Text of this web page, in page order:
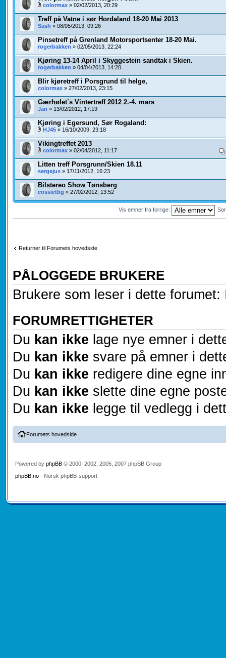
colormax» 02/02/2013, 20:29
Treff på Vatne i sør Hordaland 18-20 Mai 2013
Sash » 08/05/2013, 09:26
Pinsetreff på Grenland Motorsportsenter 18-20 Mai.
rogerbakken » 02/05/2013, 22:24
Kjøring 13-14 April i Skyggestein sandtak i Skien.
rogerbakken » 04/04/2013, 14:20
Blir kjøretreff i Porsgrund til helge,
colormax» 27/02/2013, 23:15
Gærhølet`s Vintertreff 2012 2.-4. mars
Jan » 13/02/2012, 17:19
Kjøring i Egersund, Sør Rogaland:
HJ45» 16/10/2009, 23:18
Vikingtreffet 2013
colormax» 02/04/2012, 11:17
Litten treff Porsgrunn/Skien 18.11
sergejus» 17/11/2012, 16:23
Bilstereo Show Tønsberg
cossietbg » 27/02/2012, 13:52
Vis emner fra forrige:
Returner til Forumets hovedside
PÅLOGGEDE BRUKERE
Brukere som leser i dette
FORUMRETTIGHETER
Du kan ikke lage nye emner i
Du kan ikke svare på emner i
Du kan ikke redigere dine egne
Du kan ikke slette dine egne
Du kan ikke legge til vedlegg i
Forumets hovedside
Powered by phpBB© 2000, 2002, 2005, 2007 phpBB Group
phpBB.no- Norsk phpBB-support